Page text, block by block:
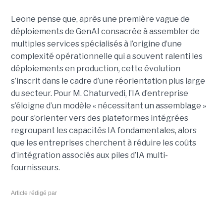
Leone pense que, après une première vague de
déploiements de GenAI consacrée à assembler de
multiples services spécialisés à l’origine d’une
complexité opérationnelle qui a souvent ralenti les
déploiements en production, cette évolution
s’inscrit dans le cadre d’une réorientation plus large
du secteur. Pour M. Chaturvedi, l’IA d’entreprise
s’éloigne d’un modèle « nécessitant un assemblage »
pour s’orienter vers des plateformes intégrées
regroupant les capacités IA fondamentales, alors
que les entreprises cherchent à réduire les coûts
d’intégration associés aux piles d’IA multi-
fournisseurs.
Article rédigé par